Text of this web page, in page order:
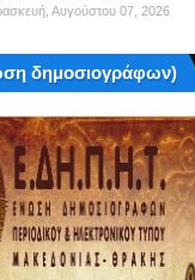
Αυγούστου 07, 2026
δημοσιογράφων)